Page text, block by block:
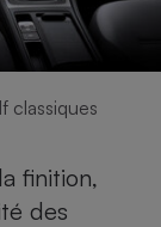
classiques
finition,
des